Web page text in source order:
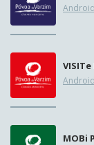
Android
VISITe
Android
MOBi